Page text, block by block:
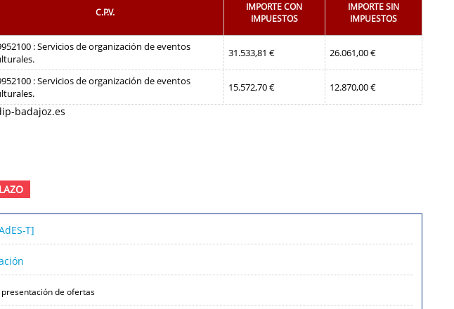
C.P.V.
IMPORTE CON
IMPUESTOS
IMPORTE SIN
IMPUESTOS
: Servicios de organización de eventos
31.533,81 € 26.061,00 €
: Servicios de organización de eventos
15.572,70 € 12.870,00 €
badajoz.es
T]
de ofertas